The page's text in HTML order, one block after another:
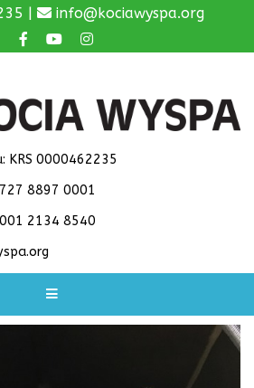
| info@kociawyspa.org
KRS 0000462235
8897 0001
2134 8540